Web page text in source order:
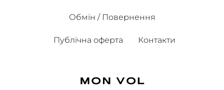
Обмін / Повернення
Публічна оферта Контакти